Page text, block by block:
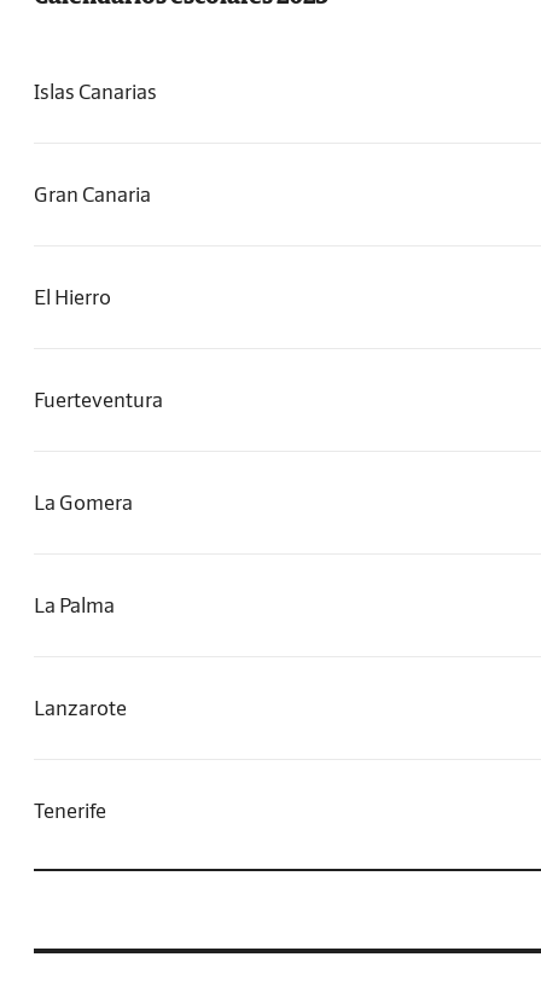
Islas Canarias
Gran Canaria
El Hierro
Fuerteventura
La Gomera
La Palma
Lanzarote
Tenerife